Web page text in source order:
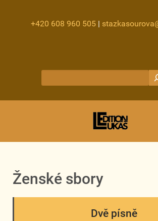
+420 608 960 505 |
Ženské sbory
Dvě písně